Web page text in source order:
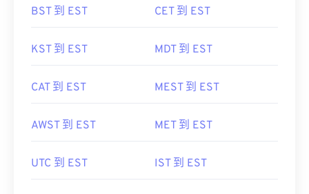
BST 到 EST CET 到 EST
KST 到 EST MDT 到 EST
CAT 到 EST MEST 到 EST
AWST 到 EST MET 到 EST
UTC 到 EST IST 到 EST